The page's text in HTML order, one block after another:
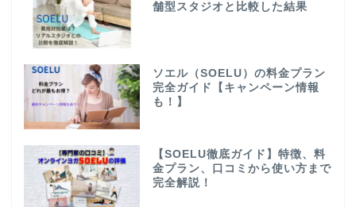
舗型スタジオと比較した結果
ソエル（SOELU）の料金プラン
完全ガイド【キャンペーン情報
も！】
【SOELU徹底ガイド】特徴、料
金プラン、口コミから使い方まで
完全解説！